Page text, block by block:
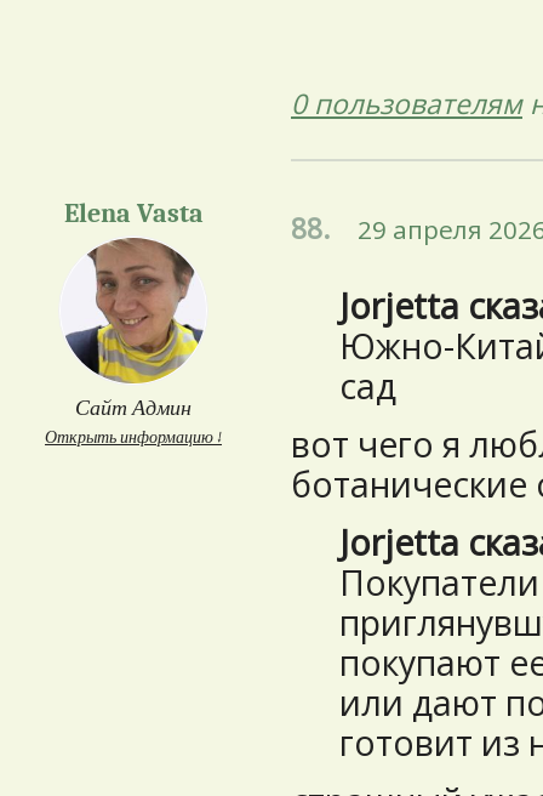
0 пользователям
Elena Vasta
Сайт Админ
Открыть информацию ↓
88. 29 апреля
Jorjetta
Южно-
сад
вот чего я
ботанические
Jorjetta
покупают
или дают
готовит из